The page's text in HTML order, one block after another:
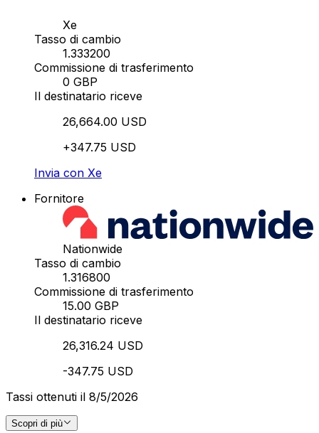
Xe
Tasso di cambio
1.333200
Commissione di trasferimento
0 GBP
Il destinatario riceve
26,664.00 USD
+347.75 USD
Invia con Xe
Fornitore
Nationwide
Tasso di cambio
1.316800
Commissione di trasferimento
15.00 GBP
Il destinatario riceve
26,316.24 USD
-347.75 USD
Tassi ottenuti il 8/5/2026
Scopri di più